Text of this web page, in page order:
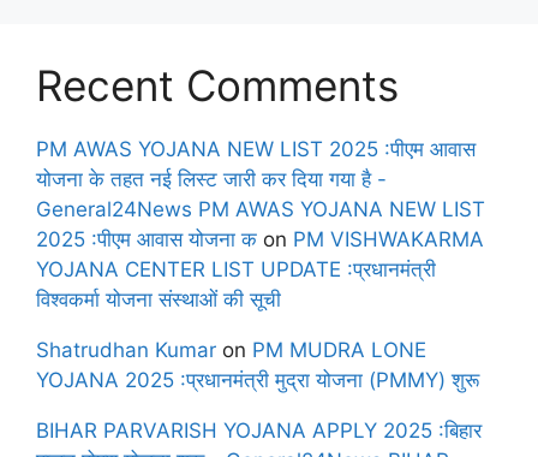
Recent Comments
PM AWAS YOJANA NEW LIST 2025 :पीएम आवास
योजना के तहत नई लिस्ट जारी कर दिया गया है -
General24News PM AWAS YOJANA NEW LIST
2025 :पीएम आवास योजना क on PM VISHWAKARMA
YOJANA CENTER LIST UPDATE :प्रधानमंत्री
विश्वकर्मा योजना संस्थाओं की सूची
Shatrudhan Kumar on PM MUDRA LONE
YOJANA 2025 :प्रधानमंत्री मुद्रा योजना (PMMY) शुरू
BIHAR PARVARISH YOJANA APPLY 2025 :बिहार